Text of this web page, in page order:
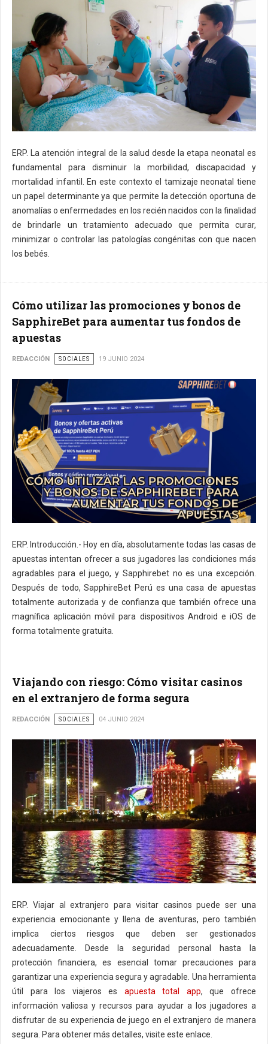
ERP. La atención integral de la salud desde la etapa neonatal es
fundamental para disminuir la morbilidad, discapacidad y
mortalidad infantil. En este contexto el tamizaje neonatal tiene
un papel determinante ya que permite la detección oportuna de
anomalías o enfermedades en los recién nacidos con la finalidad
de brindarle un tratamiento adecuado que permita curar,
minimizar o controlar las patologías congénitas con que nacen
los bebés.
Cómo utilizar las promociones y bonos de
SapphireBet para aumentar tus fondos de
apuestas
REDACCIÓN SOCIALES 19 JUNIO 2024
ERP. Introducción.- Hoy en día, absolutamente todas las casas de
apuestas intentan ofrecer a sus jugadores las condiciones más
agradables para el juego, y Sapphirebet no es una excepción.
Después de todo, SapphireBet Perú es una casa de apuestas
totalmente autorizada y de confianza que también ofrece una
magnífica aplicación móvil para dispositivos Android e iOS de
forma totalmente gratuita.
Viajando con riesgo: Cómo visitar casinos
en el extranjero de forma segura
REDACCIÓN SOCIALES 04 JUNIO 2024
ERP. Viajar al extranjero para visitar casinos puede ser una
experiencia emocionante y llena de aventuras, pero también
implica ciertos riesgos que deben ser gestionados
adecuadamente. Desde la seguridad personal hasta la
protección financiera, es esencial tomar precauciones para
garantizar una experiencia segura y agradable. Una herramienta
útil para los viajeros es apuesta total app, que ofrece
información valiosa y recursos para ayudar a los jugadores a
disfrutar de su experiencia de juego en el extranjero de manera
segura. Para obtener más detalles, visite este enlace.